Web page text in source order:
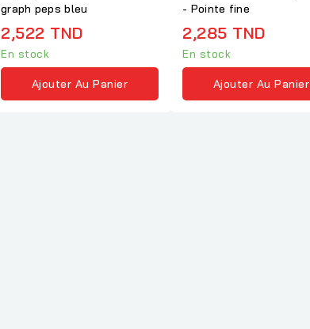
graph peps bleu
2,522 TND
En stock
Ajouter Au Panier
- Pointe fine
2,285 TND
En stock
Ajouter Au Panier